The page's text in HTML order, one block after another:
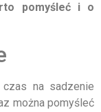
pomyśleć i o
na sadzenie
można pomyśleć